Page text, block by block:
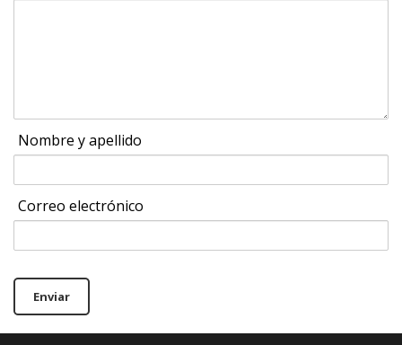
Nombre y apellido
Correo electrónico
Enviar